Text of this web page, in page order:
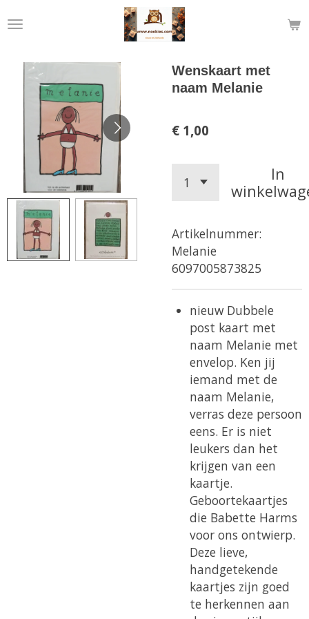
direct
hoofdinhoud
Wenskaart met
naam Melanie
€ 1,00
In
Artikelnummer:
Melanie
6097005873825
nieuw Dubbele
post kaart met
naam Melanie met
envelop. Ken jij
iemand met de
naam Melanie,
verras deze persoon
eens. Er is niet
leukers dan het
krijgen van een
kaartje.
Geboortekaartjes
die Babette Harms
voor ons ontwierp.
Deze lieve,
handgetekende
kaartjes zijn goed
te herkennen aan